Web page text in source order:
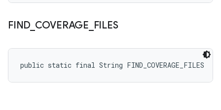
FIND COVERAGE FILES
public static final String FIND_COVERAGE_FILES